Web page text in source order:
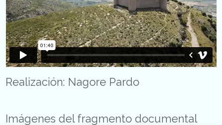
Realización: Nagore Pardo
Imágenes del fragmento documental